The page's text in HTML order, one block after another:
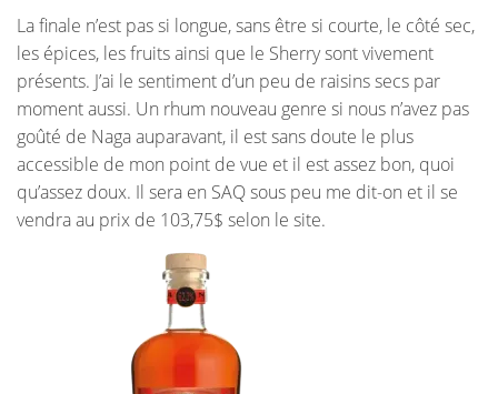
La finale n’est pas si longue, sans être si courte, le côté sec,
les épices, les fruits ainsi que le Sherry sont vivement
présents. J’ai le sentiment d’un peu de raisins secs par
moment aussi. Un rhum nouveau genre si nous n’avez pas
goûté de Naga auparavant, il est sans doute le plus
accessible de mon point de vue et il est assez bon, quoi
qu’assez doux. Il sera en SAQ sous peu me dit-on et il se
vendra au prix de 103,75$ selon le site.